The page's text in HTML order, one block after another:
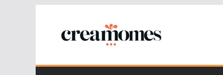
contenu